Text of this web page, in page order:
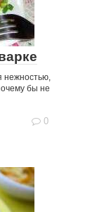
нежностью,
бы не
0